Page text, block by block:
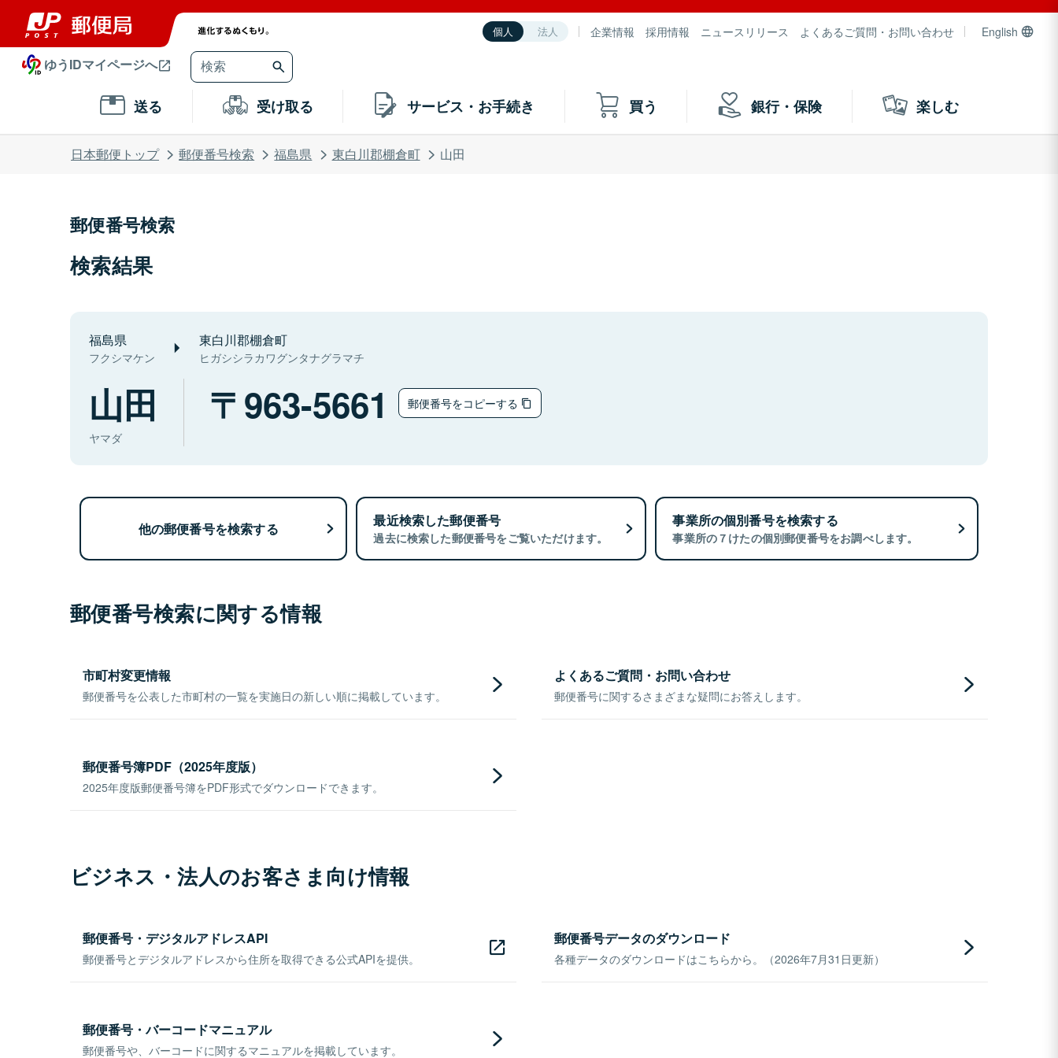
個人 法人 企業情報 採用情報 ニュースリリース よくあるご質問・お問い合わせ English
ゆうIDマイページへ
送る 受け取る サービス・お手続き 買う 銀行・保険 楽しむ
日本郵便トップ 郵便番号検索 福島県 東白川郡棚倉町 山田
郵便番号検索
検索結果
福島県
フクシマケン
東白川郡棚倉町
ヒガシシラカワグンタナグラマチ
山田
ヤマダ
963-5661 郵便番号をコピーする
他の郵便番号を検索する 最近検索した郵便番号
過去に検索した郵便番号をご覧いただけます。
事業所の個別番号を検索する
事業所の７けたの個別郵便番号をお調べします。
郵便番号検索に関する情報
市町村変更情報
郵便番号を公表した市町村の一覧を実施日の新しい順に掲載しています。
よくあるご質問・お問い合わせ
郵便番号に関するさまざまな疑問にお答えします。
郵便番号簿PDF（2025年度版）
2025年度版郵便番号簿をPDF形式でダウンロードできます。
ビジネス・法人のお客さま向け情報
郵便番号・デジタルアドレスAPI
郵便番号とデジタルアドレスから住所を取得できる公式APIを提供。
郵便番号データのダウンロード
各種データのダウンロードはこちらから。（2026年7月31日更新）
郵便番号・バーコードマニュアル
郵便番号や、バーコードに関するマニュアルを掲載しています。